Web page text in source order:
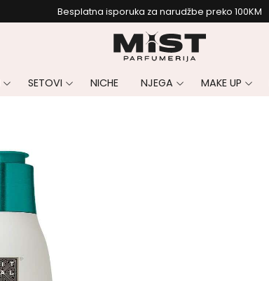
Besplatna isporuka za narudžbe preko 100KM
SETOVI NICHE NJEGA MAKE UP